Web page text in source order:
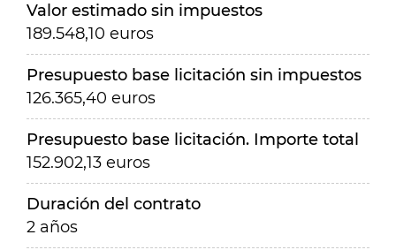
Valor estimado sin impuestos
189.548,10 euros
Presupuesto base licitación sin impuestos
126.365,40 euros
Presupuesto base licitación. Importe total
152.902,13 euros
Duración del contrato
2 años